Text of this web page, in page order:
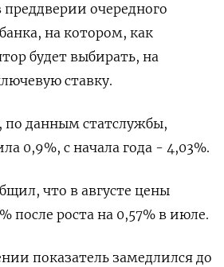
преддверии очередного
на котором, как
будет выбирать, на
ставку.
по данным статслужбы,
0,9%, с начала года - 4,03%.
что в августе цены
после роста на 0,57% в июле.
показатель замедлился до